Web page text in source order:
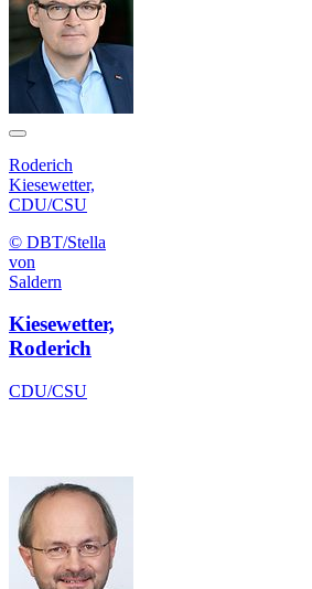
Roderich
Kiesewetter,
CDU/CSU
© DBT/Stella
von
Saldern
Kiesewetter,
Roderich
CDU/CSU